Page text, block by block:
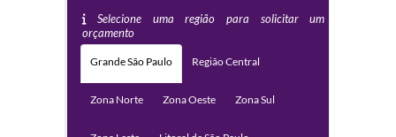
Selecione uma região para solicitar um
orçamento
Grande São Paulo Região Central
Zona Norte Zona Oeste Zona Sul